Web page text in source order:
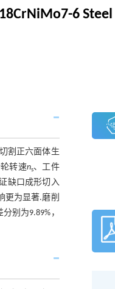
6 Steel
割正六面体生
转速ns、工件
缺口成形切入
更为显著.磨削
别为9.89%，